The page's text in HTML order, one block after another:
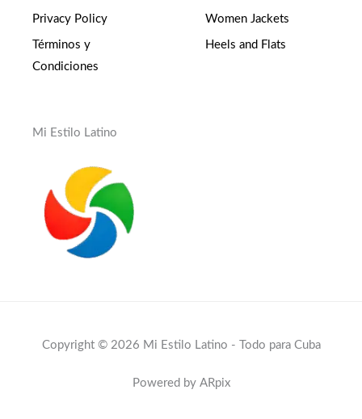
Privacy Policy
Términos y
Condiciones
Women Jackets
Heels and Flats
Mi Estilo Latino
Copyright © 2026 Mi Estilo Latino - Todo para Cuba
Powered by ARpix